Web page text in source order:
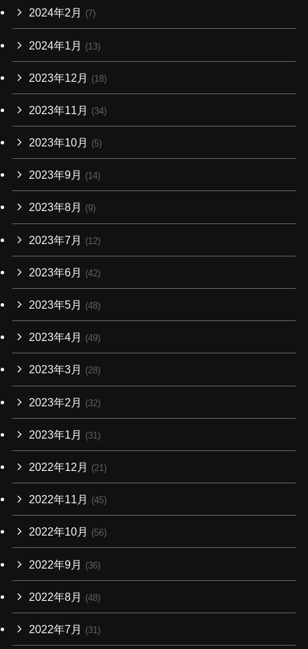
2024年2月 (7)
2024年1月 (13)
2023年12月 (18)
2023年11月 (34)
2023年10月 (5)
2023年9月 (14)
2023年8月 (9)
2023年7月 (12)
2023年6月 (42)
2023年5月 (48)
2023年4月 (49)
2023年3月 (28)
2023年2月 (32)
2023年1月 (31)
2022年12月 (21)
2022年11月 (45)
2022年10月 (56)
2022年9月 (36)
2022年8月 (48)
2022年7月 (31)